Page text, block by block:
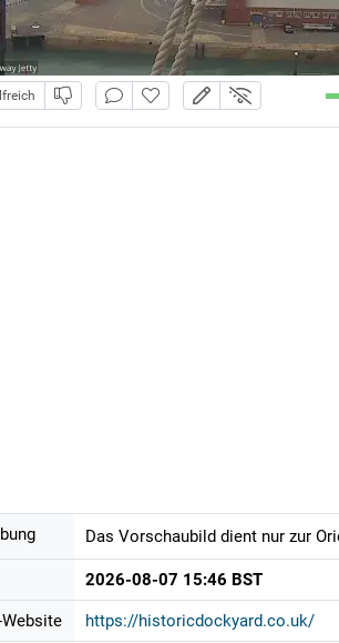
Das Vorschaubild dient nur zur
2026-08-07 15:46 BST
https://historicdockyard.co.uk/